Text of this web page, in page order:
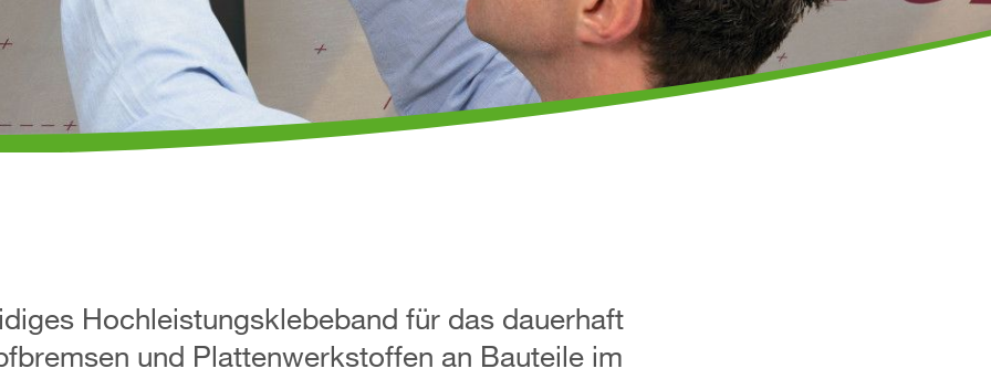
Hochleistungsklebeband für das dauerhaft
und Plattenwerkstoffen an Bauteile im